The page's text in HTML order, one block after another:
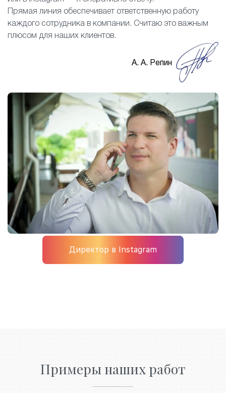
Прямая линия обеспечивает ответственную работу
каждого сотрудника в компании. Считаю это важным
плюсом для наших клиентов.
А. А. Репин
Директор в Instagram
Примеры наших работ